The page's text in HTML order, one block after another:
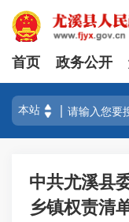
首页 政务公开
中共尤溪县
乡镇权责清